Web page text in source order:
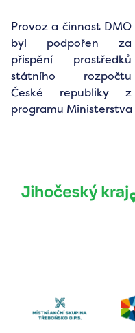
Provoz a činnost DMO
byl podpořen za
přispění prostředků
státního rozpočtu
České republiky z
programu